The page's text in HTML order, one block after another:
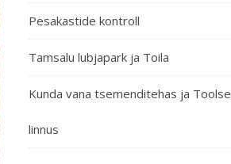
Pesakastide kontroll
Tamsalu lubjapark ja Toila
Kunda vana tsemenditehas ja Toolse
linnus